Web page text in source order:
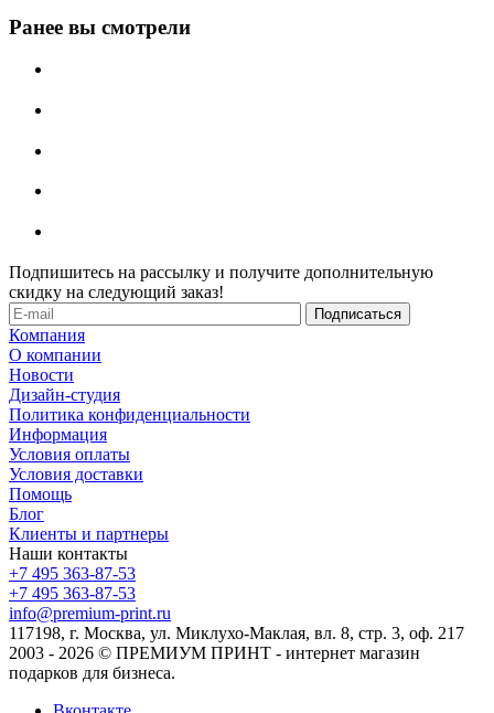
Ранее вы смотрели
Подпишитесь на рассылку и получите дополнительную
скидку на следующий заказ!
Компания
О компании
Новости
Дизайн-студия
Политика конфиденциальности
Информация
Условия оплаты
Условия доставки
Помощь
Блог
Клиенты и партнеры
Наши контакты
+7 495 363-87-53
+7 495 363-87-53
info@premium-print.ru
117198, г. Москва, ул. Миклухо-Маклая, вл. 8, стр. 3, оф. 217
2003 - 2026 © ПРЕМИУМ ПРИНТ - интернет магазин
подарков для бизнеса.